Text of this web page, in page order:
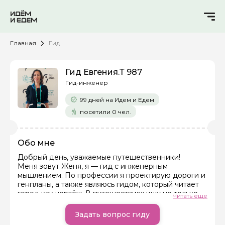
Главная Гид
Гид Евгения.Т 987
Гид-инженер
99 дней на Идем и Едем
посетили 0 чел.
Обо мне
Добрый день, уважаемые путешественники!
Меня зовут Женя, я — гид с инженерным
мышлением. По профессии я проектирую дороги и
генпланы, а также являюсь гидом, который читает
город как чертёж. В путешествиях ищу не только
красивые виды, но и то, что скрыто за фасадами:
водонапорные башни, маяки, старые мосты,
заброшенные заводы. Разбираюсь, как они
Читать еще
Задать вопрос гиду
Задайте свой вопрос гиду